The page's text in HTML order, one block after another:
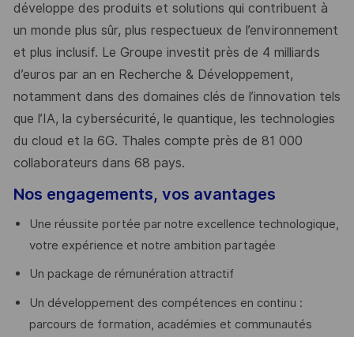
développe des produits et solutions qui contribuent à
un monde plus sûr, plus respectueux de l’environnement
et plus inclusif. Le Groupe investit près de 4 milliards
d’euros par an en Recherche & Développement,
notamment dans des domaines clés de l’innovation tels
que l’IA, la cybersécurité, le quantique, les technologies
du cloud et la 6G. Thales compte près de 81 000
collaborateurs dans 68 pays.
Nos engagements, vos avantages
Une réussite portée par notre excellence technologique,
votre expérience et notre ambition partagée
Un package de rémunération attractif
Un développement des compétences en continu :
parcours de formation, académies et communautés